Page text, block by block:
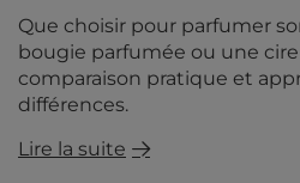
Que choisir pour parfumer
bougie parfumée ou une cire
comparaison pratique et
différences.
Lire la suite